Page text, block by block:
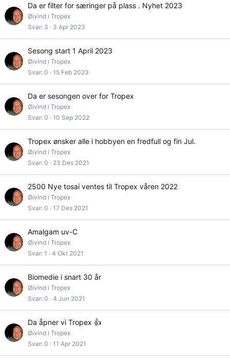
Da er filter for særinger på plass . Nyhet 2023
Øivind i Tropex
Svar 3 3 Apr 2023
Sesong start 1 April 2023
Øivind i Tropex
Svar 0 15 Feb 2023
Da er sesongen over for Tropex
Øivind i Tropex
Svar 0 10 Sep 2022
Tropex ønsker alle i hobbyen en fredfull og fin Jul.
Øivind i Tropex
Svar 0 23 Des 2021
2500 Nye tosai ventes til Tropex våren 2022
Øivind i Tropex
Svar 0 17 Des 2021
Amalgam uv-C
Øivind i Tropex
Svar 1 4 Okt 2021
Biomedie i snart 30 år
Øivind i Tropex
Svar 0 4 Jun 2021
Da åpner vi Tropex 👍
Øivind i Tropex
Svar 0 11 Apr 2021